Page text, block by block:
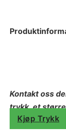
Kontakt oss
trykk, et
behov.
Kjøp Trykk